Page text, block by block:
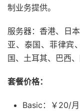
制业务提供。
服务器：香港、日
亚、泰国、菲律宾
国、土耳其、巴西
套餐价格：
Basic：￥20/月